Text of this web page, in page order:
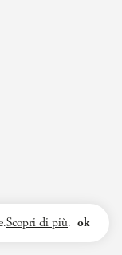
Scopri di più. ok